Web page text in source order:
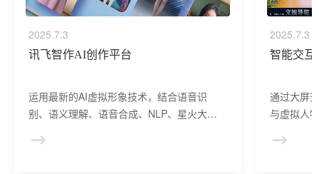
2025.7.3
讯飞智作AI创作平台
运用最新的AI虚拟形象技术，结合语音识
别、语义理解、语音合成、NLP、星火大模
建、AI驱动、多模态交互的多场景虚拟人产
2025.7.3
智能交互
通过大屏
与虚拟人
景，可广